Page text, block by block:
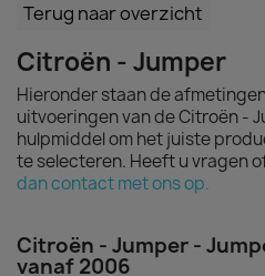
Terug naar overzicht
Citroën - Jumper
Hieronder staan de
uitvoeringen van de Citroën -
hulpmiddel om het juiste
te selecteren. Heeft u vragen
dan contact met ons op.
Citroën - Jumper -
vanaf 2006